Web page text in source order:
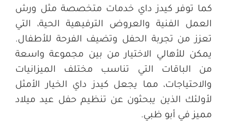
كما توفر كيدز داي خدمات متخصصة مثل ورش
العمل الفنية والعروض الترفيهية الحية، التي
تعزز من تجربة الحفل وتضيف الفرحة للأطفال.
يمكن للأهالي الاختيار من بين مجموعة واسعة
من الباقات التي تناسب مختلف الميزانيات
والاحتياجات، مما يجعل كيدز داي الخيار الأمثل
لأولئك الذين يبحثون عن تنظيم حفل عيد ميلاد
مميز في أبو ظبي.